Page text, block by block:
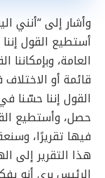
وأشار إلى “أنني
أستطيع القول
العامة،
قائمة أو
القول إننا حسّنا
حصل، وأستطيع
فيها تقريرًا،
هذا التقرير إلى